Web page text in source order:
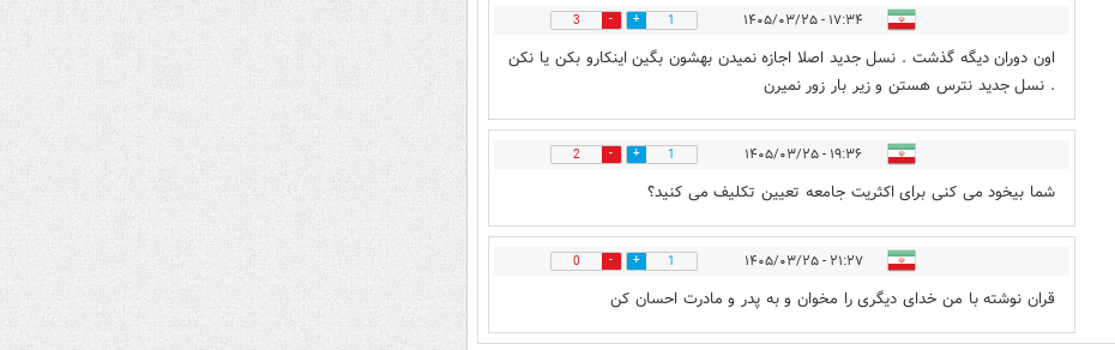
۱۷:۳۴ - ۱۴۰۵/۰۳/۲۵ 1
3
اون دوران دیگه گذشت . نسل جدید اصلا اجازه نمیدن بهشون بگین اینکارو بکن یا نکن
. نسل جدید نترس هستن و زیر بار زور نمیرن
۱۹:۳۶ - ۱۴۰۵/۰۳/۲۵ 1
2
شما بیخود می کنی برای اکثریت جامعه تعیین تکلیف می کنید؟
۲۱:۲۷ - ۱۴۰۵/۰۳/۲۵ 1
0
قران نوشته با من خدای دیگری را مخوان و به پدر و مادرت احسان کن